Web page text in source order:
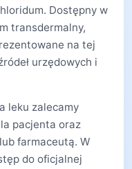
Dostępny w
transdermalny,
na tej
urzędowych i
leku zalecamy
pacjenta oraz
farmaceutą. W
do oficjalnej